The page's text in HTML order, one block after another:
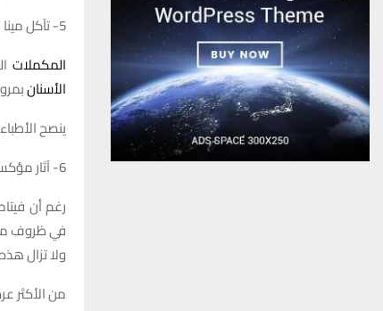
5- تآكل مينا الأسنان
المكملات
الأسنان
ينصح
6- آثار مؤكسدة محتملة
رغم أن
في ظروف
ولا تزال
من الأكثر